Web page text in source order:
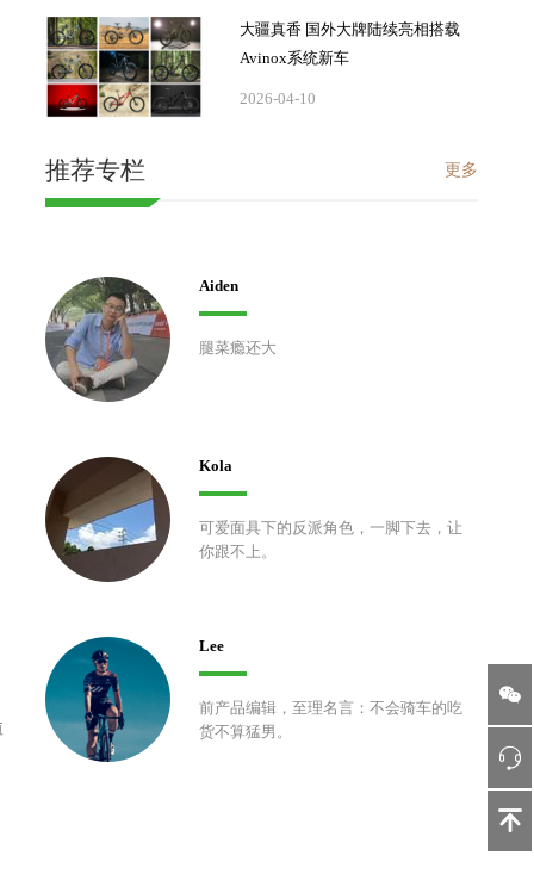
大疆真香 国外大牌陆续亮相搭载
Avinox系统新车
2026-04-10
推荐专栏 更多
Aiden
腿菜瘾还大
Kola
可爱面具下的反派角色，一脚下去，让
你跟不上。
Lee
前产品编辑，至理名言：不会骑车的吃
货不算猛男。